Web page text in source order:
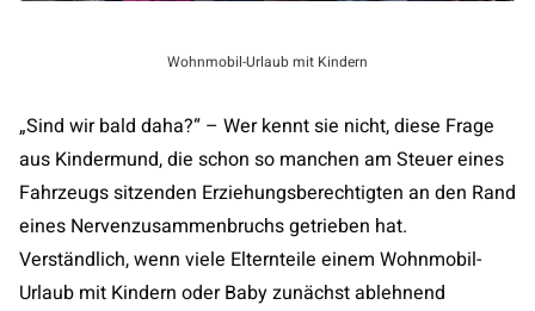
Wohnmobil-Urlaub mit Kindern
„Sind wir bald daha?“ – Wer kennt sie nicht, diese Frage
aus Kindermund, die schon so manchen am Steuer eines
Fahrzeugs sitzenden Erziehungsberechtigten an den Rand
eines Nervenzusammenbruchs getrieben hat.
Verständlich, wenn viele Elternteile einem Wohnmobil-
Urlaub mit Kindern oder Baby zunächst ablehnend